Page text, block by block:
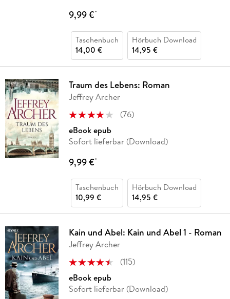
9,99 €*
Taschenbuch
14,00 €
Hörbuch Download
14,95 €
Traum des Lebens: Roman
Jeffrey Archer
(76)
eBook epub
Sofort lieferbar (Download)
9,99 €*
Taschenbuch
10,99 €
Hörbuch Download
14,95 €
Kain und Abel: Kain und Abel 1 - Roman
Jeffrey Archer
(115)
eBook epub
Sofort lieferbar (Download)